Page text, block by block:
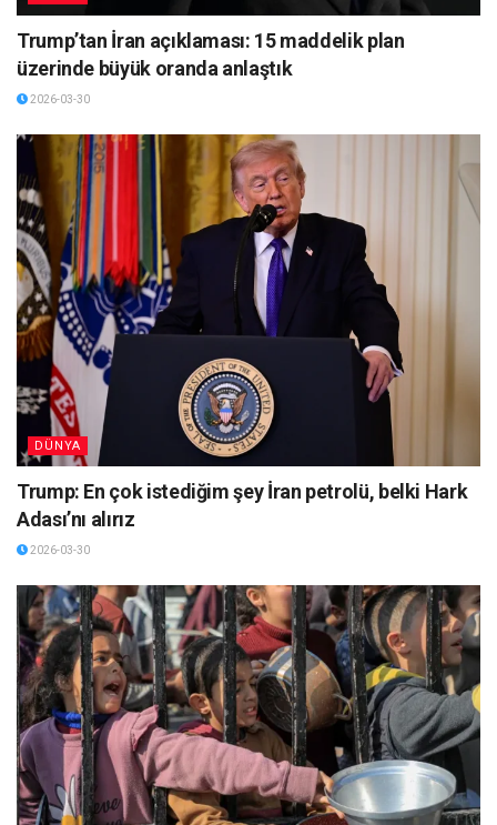
Trump’tan İran açıklaması: 15 maddelik plan
üzerinde büyük oranda anlaştık
2026-03-30
DÜNYA
Trump: En çok istediğim şey İran petrolü, belki Hark
Adası’nı alırız
2026-03-30